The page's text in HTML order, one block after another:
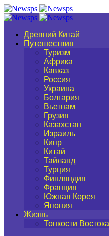
Древний Китай
Путешествия
Туризм
Африка
Кавказ
Россия
Украина
Болгария
Вьетнам
Грузия
Казахстан
Израиль
Кипр
Китай
Тайланд
Турция
Финляндия
Франция
Южная Корея
Япония
Жизнь
Тонкости Востока